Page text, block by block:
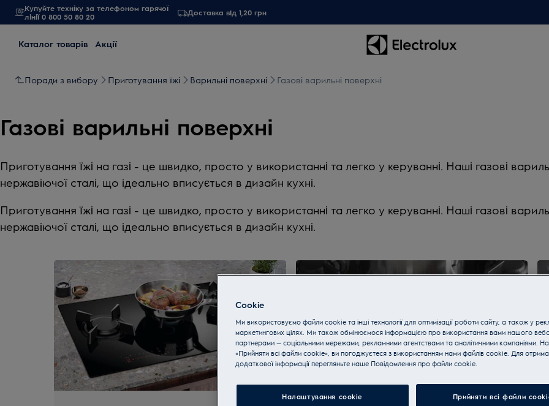
Купуйте техніку за телефоном гарячої
лінії 0 800 50 80 20
Доставка від 1,20 грн
Каталог товарів Акції
Поради з вибору Приготування їжі Варильні поверхні Газові варильні поверхні
Газові варильні поверхні
Приготування їжі на газі - це швидко, просто у використанні та легко у керуванні. Наші газові
нержавіючої сталі, що ідеально вписується в дизайн кухні.
Приготування їжі на газі - це швидко, просто у використанні та легко у керуванні. Наші газові
нержавіючої сталі, що ідеально вписується в дизайн кухні.
Cookie
Ми використовуємо файли cookie та інші технології для оптимізації роботи сайту, а також у
маркетингових цілях. Ми також обмінюємося інформацією про використання вами нашого
партнерами — соціальними мережами, рекламними агентствами та аналітичними компаніями.
«Прийняти всі файли cookie», ви погоджуєтеся з використанням нами файлів cookie. Для
додаткової інформації перегляньте наше Пoвідомлення прo файли cookie.
Налаштування cookie Прийняти всі файли